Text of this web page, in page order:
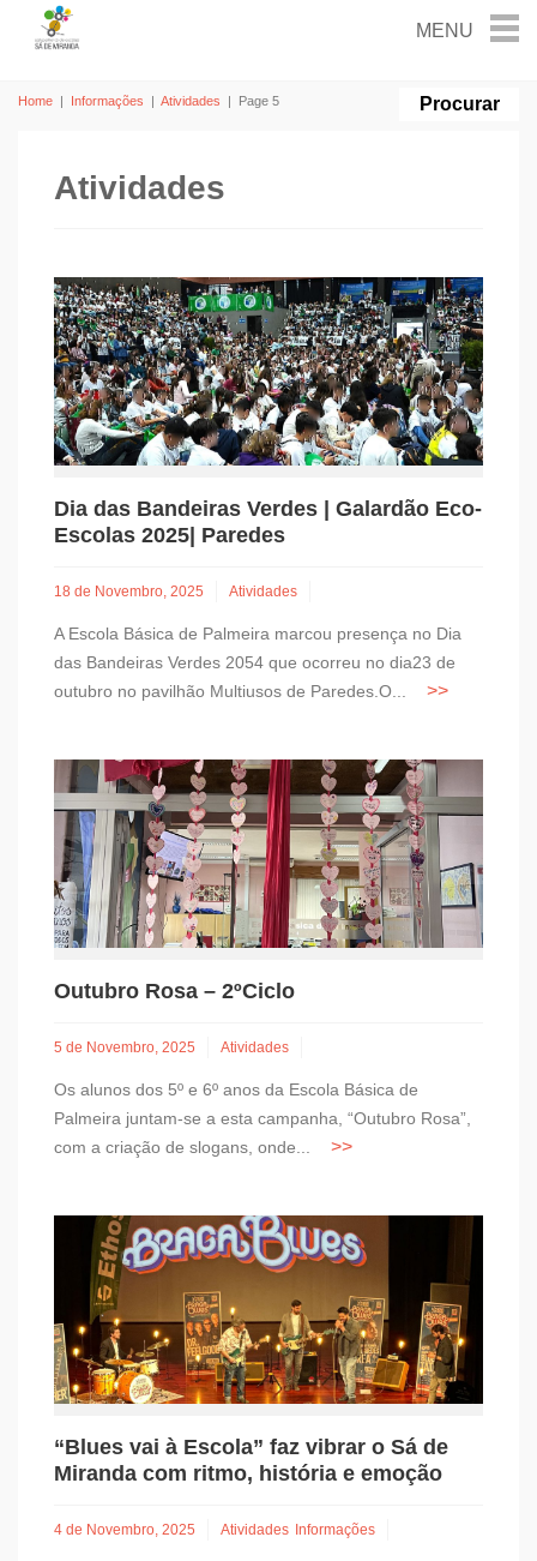
Home | Informações | Atividades | Page 5
Atividades
Dia das Bandeiras Verdes | Galardão Eco-
Escolas 2025| Paredes
18 de Novembro, 2025 Atividades
A Escola Básica de Palmeira marcou presença no Dia
das Bandeiras Verdes 2054 que ocorreu no dia23 de
outubro no pavilhão Multiusos de Paredes.O...
Outubro Rosa – 2ºCiclo
5 de Novembro, 2025 Atividades
Os alunos dos 5º e 6º anos da Escola Básica de
Palmeira juntam-se a esta campanha, “Outubro Rosa”,
com a criação de slogans, onde...
“Blues vai à Escola” faz vibrar o Sá de
Miranda com ritmo, história e emoção
4 de Novembro, 2025 Atividades Informações